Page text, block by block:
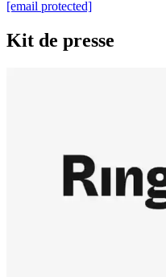
[email protected]
Kit de presse